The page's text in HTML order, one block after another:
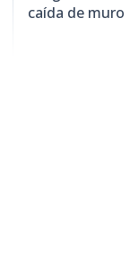
caída de muro